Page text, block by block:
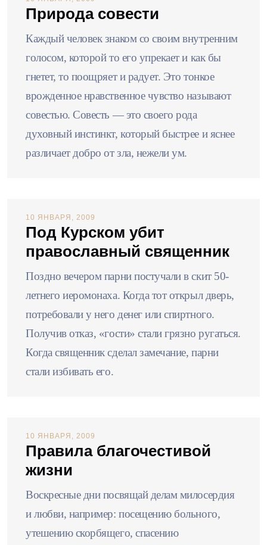
Природа совести
Каждый человек знаком со своим внутренним
голосом, которой то его упрекает и как бы
гнетет, то поощряет и радует. Это тонкое
врожденное нравственное чувство называют
совестью. Совесть — это своего рода
духовный инстинкт, который быстрее и яснее
различает добро от зла, нежели ум.
10 ЯНВАРЯ, 2009
Под Курском убит
православный священник
Поздно вечером парни постучали в скит 50-
летнего иеромонаха. Когда тот открыл дверь,
потребовали у него денег или спиртного.
Получив отказ, «гости» стали грязно ругаться.
Когда священник сделал замечание, парни
стали избивать его.
10 ЯНВАРЯ, 2009
Правила благочестивой
жизни
Воскресные дни посвящай делам милосердия
и любви, например: посещению больного,
утешению скорбящего, спасению